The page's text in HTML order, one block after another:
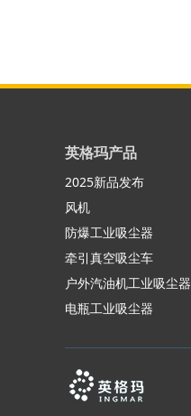
英格玛产品
2025新品发布
风机
防爆工业吸尘器
牵引真空吸尘车
户外汽油机工业吸尘器
电瓶工业吸尘器